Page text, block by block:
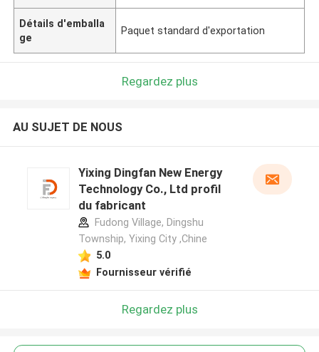
Détails d'emballa
ge
Paquet standard d'exportation
Regardez plus
AU SUJET DE NOUS
Yixing Dingfan New Energy
Technology Co., Ltd profil
du fabricant
Fudong Village, Dingshu
Township, Yixing City ,Chine
5.0
Fournisseur vérifié
Regardez plus